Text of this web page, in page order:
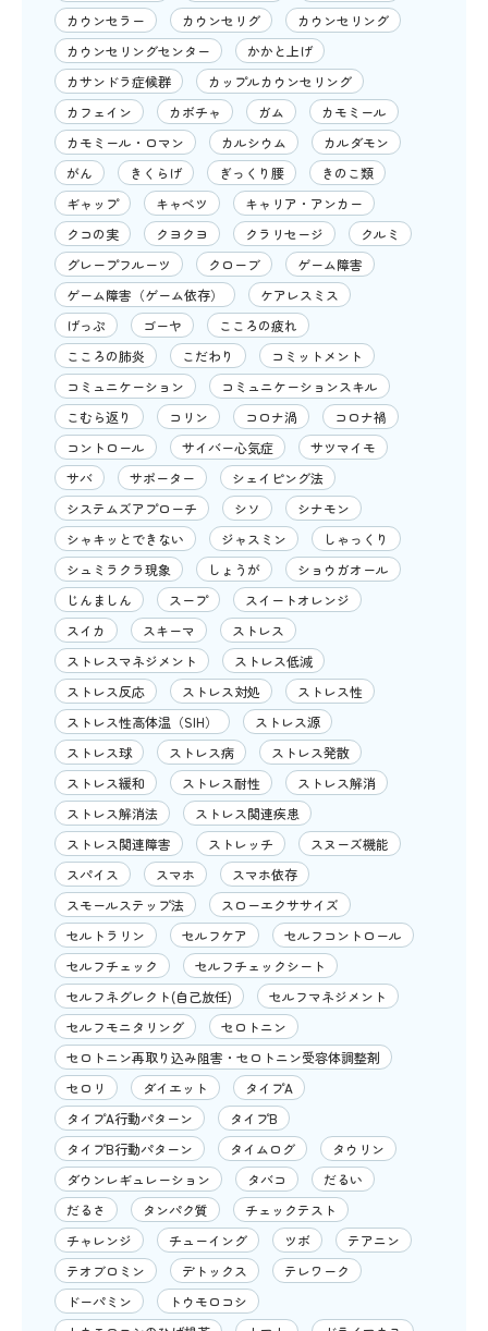
カウンセラー
カウンセリグ
カウンセリング
カウンセリングセンター
かかと上げ
カサンドラ症候群
カップルカウンセリング
カフェイン
カボチャ ガム
カモミール
カモミール・ロマン
カルシウム
カルダモン
がん
きくらげ ぎっくり腰
きのこ類
ギャップ
キャベツ
キャリア・アンカー
クコの実
クヨクヨ クラリセージ
クルミ
グレープフルーツ
クローブ
ゲーム障害
ゲーム障害（ゲーム依存）
ケアレスミス
げっぷ
ゴーヤ
こころの疲れ
こころの肺炎
こだわり
コミットメント
コミュニケーション
コミュニケーションスキル
こむら返り
コリン コロナ渦
コロナ禍
コントロール
サイバー心気症
サツマイモ
サバ
サポーター
シェイピング法
システムズアプローチ
シソ
シナモン
シャキッとできない
ジャスミン
しゃっくり
シュミラクラ現象
しょうが
ショウガオール
じんましん
スープ
スイートオレンジ
スイカ
スキーマ
ストレス
ストレスマネジメント
ストレス低減
ストレス反応
ストレス対処
ストレス性
ストレス性高体温（SIH）
ストレス源
ストレス球
ストレス病
ストレス発散
ストレス緩和
ストレス耐性
ストレス解消
ストレス解消法
ストレス関連疾患
ストレス関連障害
ストレッチ
スヌーズ機能
スパイス
スマホ
スマホ依存
スモールステップ法
スローエクササイズ
セルトラリン
セルフケア
セルフコントロール
セルフチェック
セルフチェックシート
セルフネグレクト(自己放任)
セルフマネジメント
セルフモニタリング
セロトニン
セロトニン再取り込み阻害・セロトニン受容体調整剤
セロリ
ダイエット
タイプA
タイプA行動パターン
タイプB
タイプB行動パターン
タイムログ
タウリン
ダウンレギュレーション
タバコ
だるい
だるさ
タンパク質
チェックテスト
チャレンジ
チューイング ツボ
テアニン
テオブロミン
デトックス
テレワーク
ドーパミン
トウモロコシ